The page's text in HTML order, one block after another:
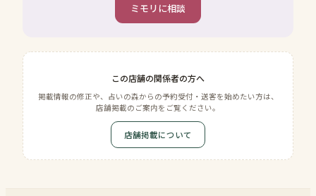
ミモリに相談
この店舗の関係者の方へ
掲載情報の修正や、占いの森からの予約受付・送客を始めたい方は、
店舗掲載のご案内をご覧ください。
店舗掲載について